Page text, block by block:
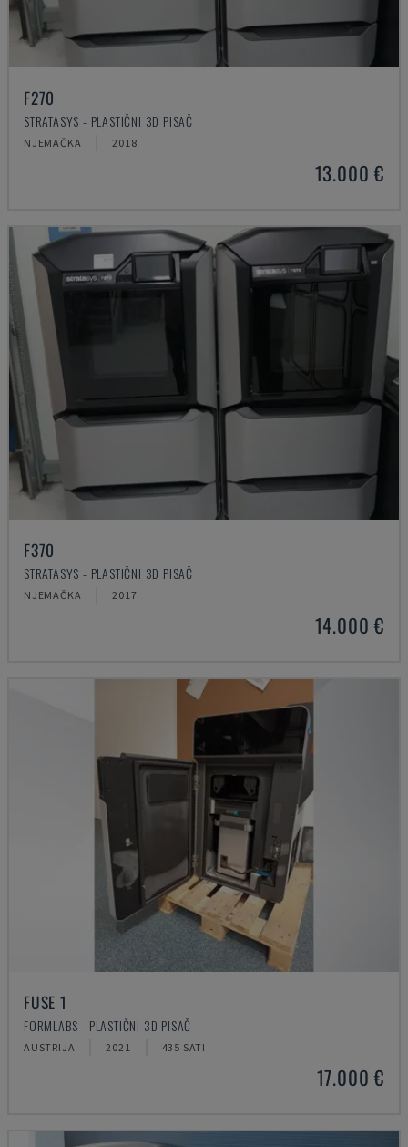
F270
STRATASYS - PLASTIČNI 3D PISAČ
NJEMAČKA 2018
13.000 €
F370
STRATASYS - PLASTIČNI 3D PISAČ
NJEMAČKA 2017
14.000 €
FUSE 1
FORMLABS - PLASTIČNI 3D PISAČ
AUSTRIJA 2021 435 SATI
17.000 €